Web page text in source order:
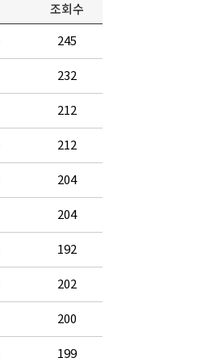
조회수
245
232
212
212
204
204
192
202
200
199